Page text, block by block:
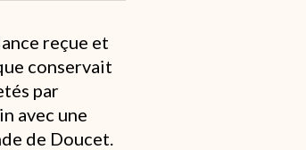
reçue et
conservait
par
avec une
de Doucet.